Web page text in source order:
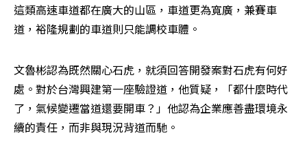
這類高速車道都在廣大的山區，車道更為寬廣，兼賽車
道，裕隆規劃的車道則只能調校車體。
文魯彬認為既然關心石虎，就須回答開發案對石虎有何好
處。對於台灣興建第一座驗證道，他質疑，「都什麼時代
了，氣候變遷當道還要開車？」他認為企業應善盡環境永
續的責任，而非與現況背道而馳。